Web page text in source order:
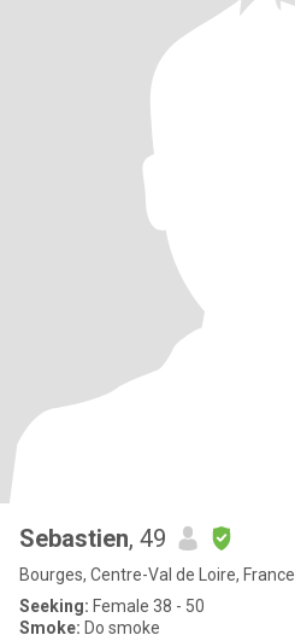
Sebastien, 49
Bourges, Centre-Val de Loire, France
Seeking: Female 38 - 50
Smoke: Do smoke